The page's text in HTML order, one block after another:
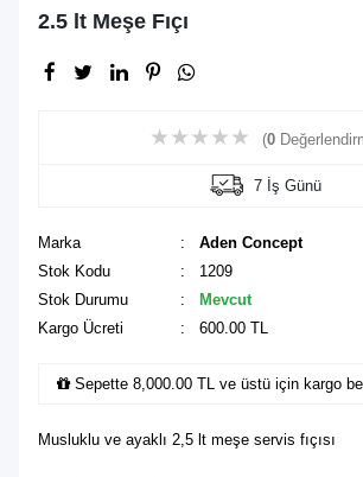
2.5 lt Meşe Fıçı
★★★★★ (0
7 İş Günü
Marka : Aden Concept
Stok Kodu
: 1209
Stok Durumu
:
Mevcut
Kargo Ücreti
: 600.00 TL
Sepette 8,000.00 TL ve üstü için kargo
Musluklu ve ayaklı 2,5 lt meşe servis fıçısı